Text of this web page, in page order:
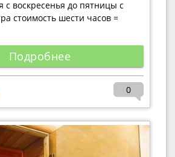
с воскресенья до пятницы с
стоимость шести часов =
Подробнее
0